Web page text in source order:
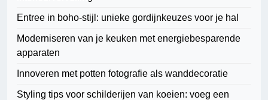
Entree in boho-stijl: unieke gordijnkeuzes voor je hal
Moderniseren van je keuken met energiebesparende
apparaten
Innoveren met potten fotografie als wanddecoratie
Styling tips voor schilderijen van koeien: voeg een